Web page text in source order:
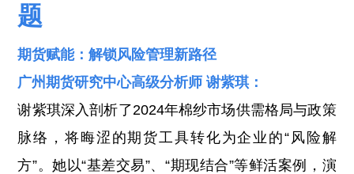
题
期货赋能：解锁风险管理新路径
广州期货研究中心高级分析师 谢紫琪：
谢紫琪深入剖析了2024年棉纱市场供需格局与政策
脉络，将晦涩的期货工具转化为企业的“风险解
方”。她以“基差交易”、“期现结合”等鲜活案例，演